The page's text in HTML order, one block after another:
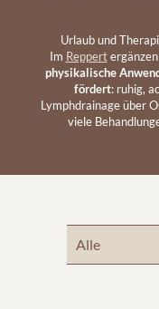
Urlaub und
Im Reppertergänzen
physikalische
fördert: ruhig,
Lymphdrainage über
viele
Alle